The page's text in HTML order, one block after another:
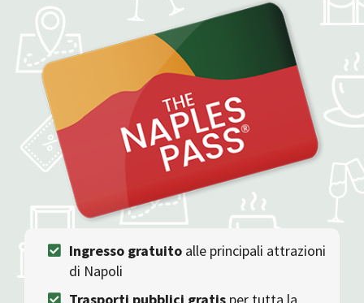
Ingresso gratuito alle principali attrazioni
di Napoli
Trasporti pubblici gratis per tutta la